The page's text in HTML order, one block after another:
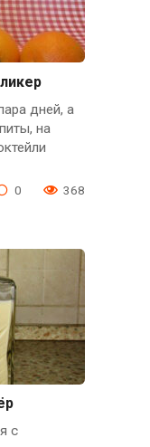
дней, а
на
0 368
с